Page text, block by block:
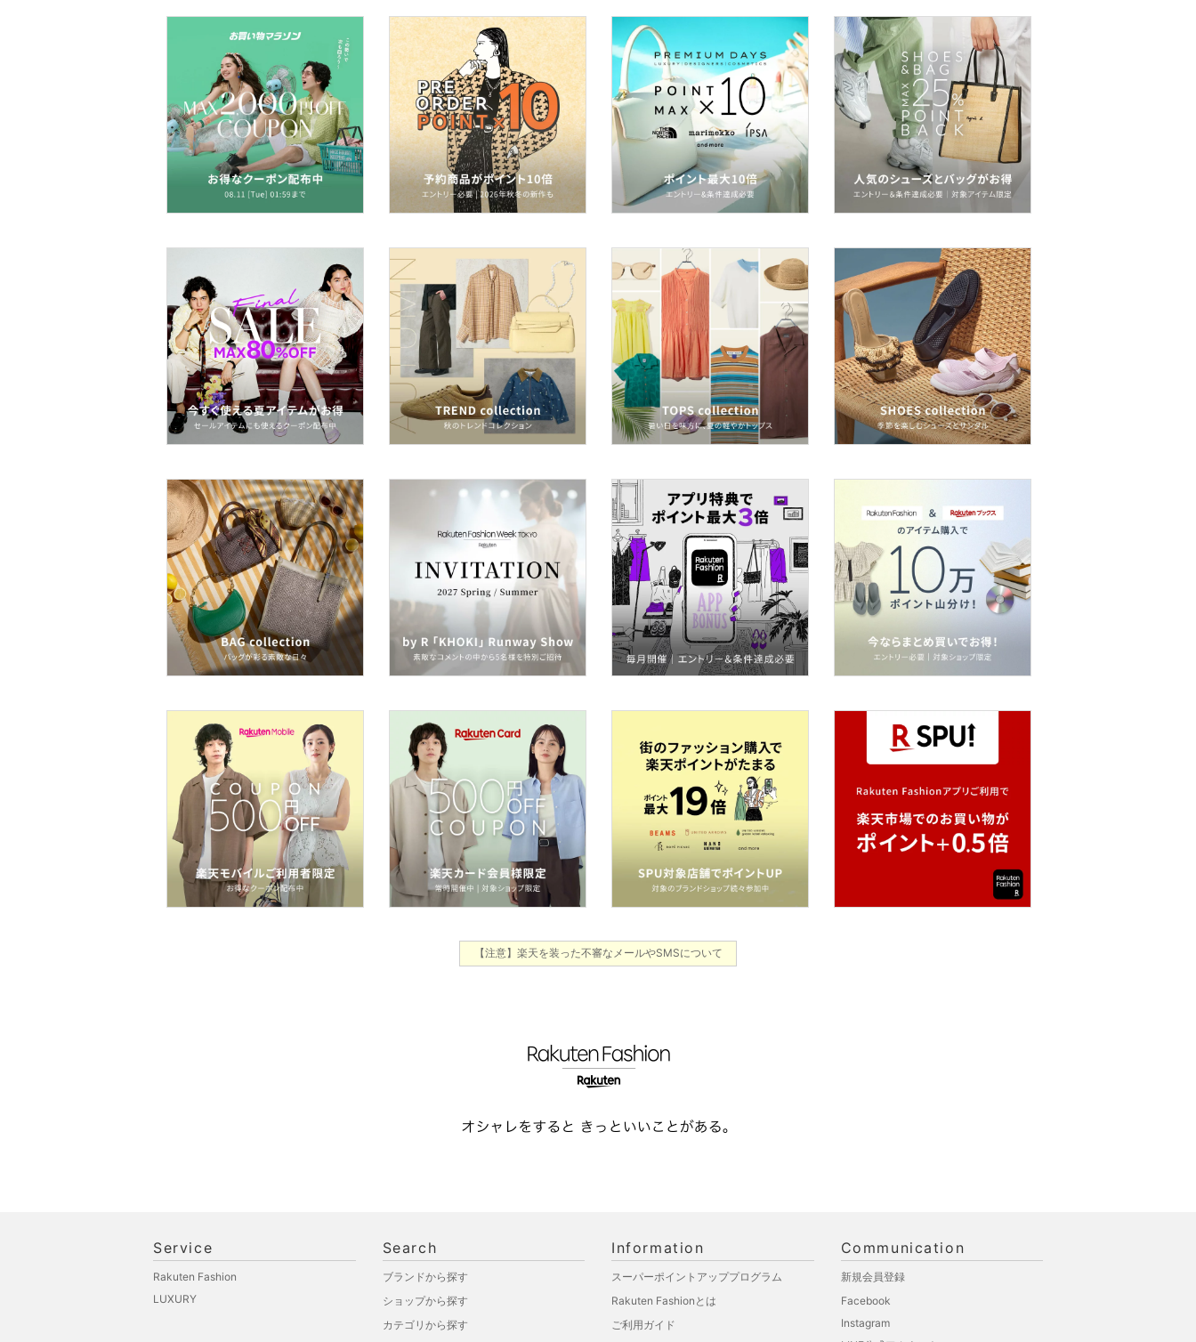
スーツ・フォーマル
水着・スイムグッズ
着物・浴衣・和装小物
スキンケア
ボディケア・オーラルケ
食器・調理器具・キッチ
ン用品
インテリア・生活雑貨
スマホグッズ・オーディ
オ機器
品
文房具
福袋・ギフト・その他
【注意】楽天を装った不審なメールやSMSについて
Service
Rakuten Fashion
LUXURY
Search
ブランドから探す
ショップから探す
カテゴリから探す
Information
スーパーポイントアッププログラム
Rakuten Fashionとは
ご利用ガイド
Communication
新規会員登録
Facebook
Instagram